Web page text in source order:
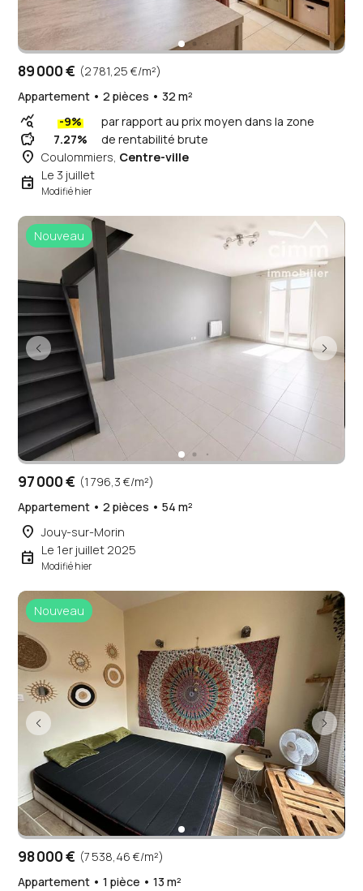
89 000 € (2 781,25 €/m²)
Appartement • 2 pièces • 32 m²
query_stats -9% par rapport au prix moyen dans la zone
savings 7.27% de rentabilité brute
place Coulommiers, Centre-ville
event Le 3 juillet
Modifié hier
Nouveau
97 000 € (1 796,3 €/m²)
Appartement • 2 pièces • 54 m²
place Jouy-sur-Morin
event Le 1er juillet 2025
Modifié hier
Nouveau
98 000 € (7 538,46 €/m²)
Appartement • 1 pièce • 13 m²